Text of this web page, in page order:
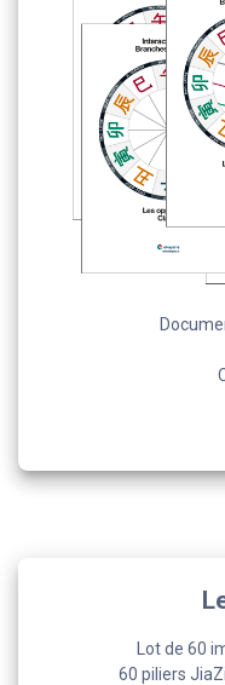
Lot de 60
60 piliers